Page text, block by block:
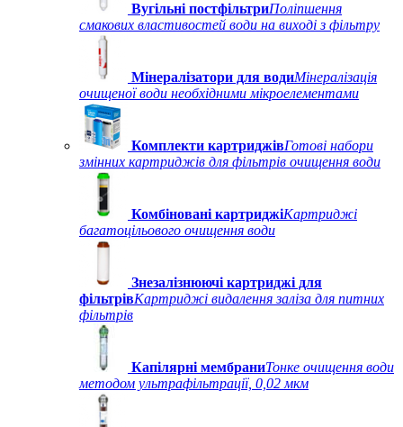
Вугільні постфільтриПоліпшення
смакових властивостей води на виході з фільтру
Мінералізатори для водиМінералізація
очищеної води необхідними мікроелементами
Комплекти картриджівГотові набори
змінних картриджів для фільтрів очищення води
Комбіновані картриджіКартриджі
багатоцільового очищення води
Знезалізнюючі картриджі для
фільтрівКартриджі видалення заліза для питних
фільтрів
Капілярні мембраниТонке очищення води
методом ультрафільтрації, 0,02 мкм